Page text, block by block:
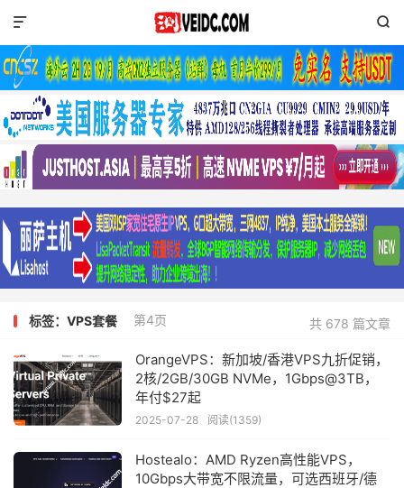


共 678 篇文章
标签：VPS套餐 第4页
OrangeVPS：新加坡/香港VPS九折促销，
2核/2GB/30GB NVMe，1Gbps@3TB，
年付$27起
2025-07-28 阅读(1359)
Hostealo：AMD Ryzen高性能VPS，
10Gbps大带宽不限流量，可选西班牙/德